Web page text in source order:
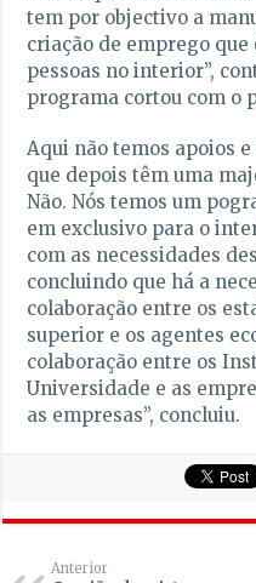
tem por objectivo a
criação de emprego
pessoas no interior”,
programa cortou com o
Aqui não temos apoios
que depois têm uma
Não. Nós temos um
em exclusivo para o
com as necessidades
concluindo que há a
colaboração entre os
superior e os agentes
colaboração entre os
Universidade e as
as empresas”, concluiu.
Anterior